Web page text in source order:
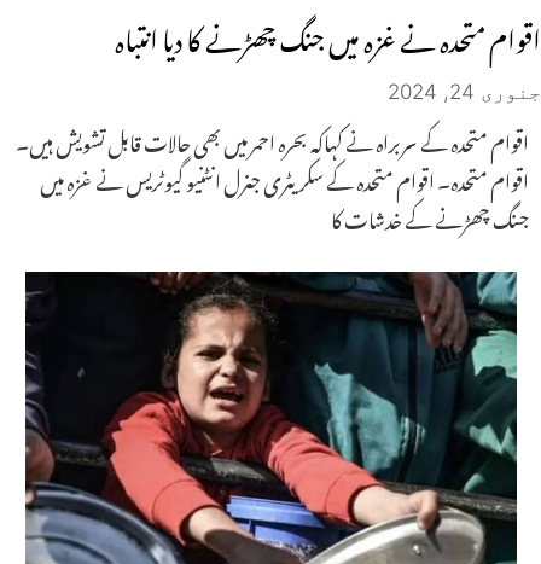
اقوام متحدہ نے غزہ میں جنگ چھڑنے کا دیا انتباہ
جنوری 24, 2024
اقوام متحدہ کے سربراہ نے کہاکہ بحرہ احمر میں بھی حالات قابل تشویش ہیں۔
اقوام متحدہ۔ اقوام متحدہ کے سکریٹری جنرل انٹنیو گیوٹریس نے غزہ میں
جنگ چھڑنے کے خدشات کا